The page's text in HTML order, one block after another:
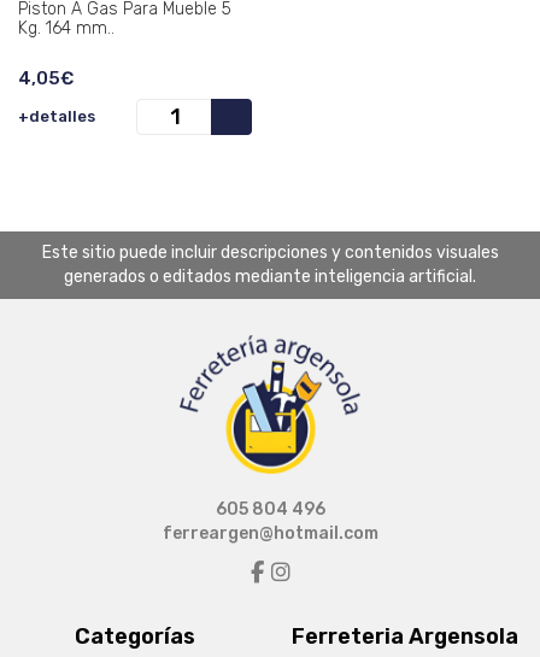
Piston A Gas Para Mueble 5
Kg. 164 mm..
4,05€
+detalles
Este sitio puede incluir descripciones y contenidos visuales
generados o editados mediante inteligencia artificial.
Categorías Ferreteria Argensola
605 804 496
ferreargen@hotmail.com